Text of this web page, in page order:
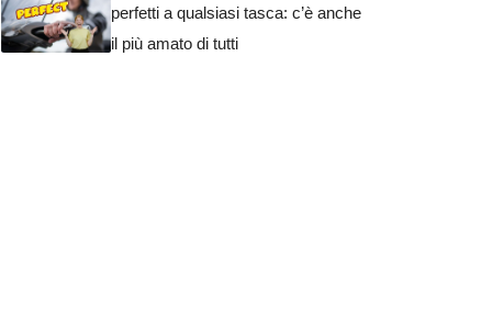
perfetti a qualsiasi tasca: c’è anche
il più amato di tutti